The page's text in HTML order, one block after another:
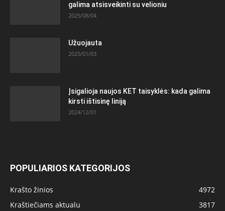
galima atsisveikinti su velioniu
2025/08/04
Užuojauta
2025/01/03
Įsigalioja naujos KET taisyklės: kada galima
kirsti ištisinę liniją
2024/12/01
POPULIARIOS KATEGORIJOS
Krašto žinios
4972
Kraštiečiams aktualu
3817